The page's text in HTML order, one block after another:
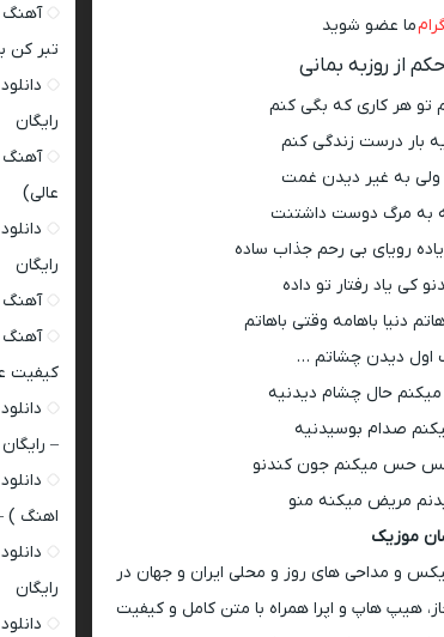
ما عضو شوید
از روزبه بمانی
هر كاری كه بگى كنم
بار درست زندگى كنم
به غیر دیدن غمت
به مرگ دوست داشتنت
رویاى بی رحم جذاب ساده
كى یاد رفتار تو داده
دنیا باهامه وقتى باهاتم
اول دیدن چشاتم …
حال چشام دیدنیه
صدام بوسیدنیه
حس میکنم جون کندنو
مریض میكنه منو
موزیک
و مداحی های روز و محلی ایران و جهان در
هیپ هاپ و اپرا همراه با متن کامل و کیفیت
آهنگ
تبر کن
رایگان
عالی)
رایگان
کیفیت
– رایگان
اهنگ )
رایگان